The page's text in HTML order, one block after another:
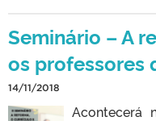
Seminário – A
os professores
14/11/2018
Acontecerá